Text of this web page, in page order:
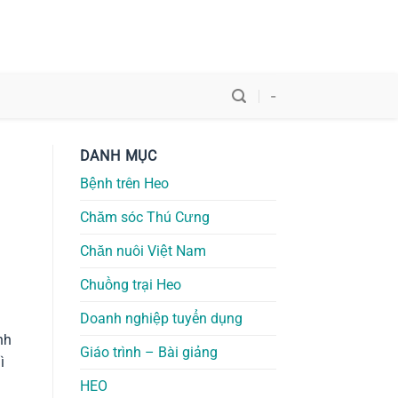
-
DANH MỤC
Bệnh trên Heo
Chăm sóc Thú Cưng
Chăn nuôi Việt Nam
Chuồng trại Heo
Doanh nghiệp tuyển dụng
Giáo trình – Bài giảng
HEO